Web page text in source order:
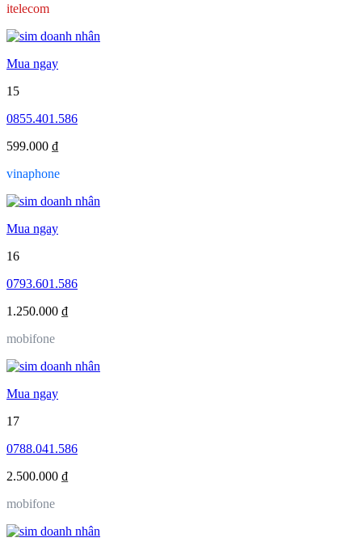
itelecom
Mua ngay
15
0855.401.586
599.000 ₫
vinaphone
Mua ngay
16
0793.601.586
1.250.000 ₫
mobifone
Mua ngay
17
0788.041.586
2.500.000 ₫
mobifone